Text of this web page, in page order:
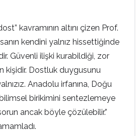
kavramının altını çizen Prof.
kendini yalnız hissettiğinde
Güvenli ilişki kurabildiği, zor
kişidir. Dostluk duygusunu
Anadolu irfanına, Doğu
bilimsel birikimini sentezlemeye
ancak böyle çözülebilir.”